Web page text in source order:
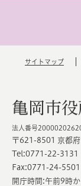
サイトマップ
亀岡市役
法人番号
〒621-8501 京都
Tel:0771-22-3131
Fax:0771-24-5501
開庁時間:午前9時